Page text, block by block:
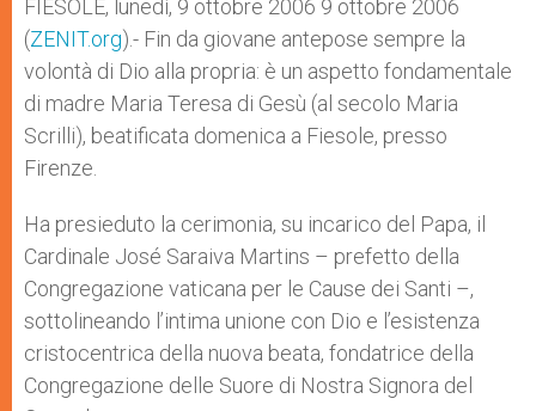
p e
r
k
FIESOLE, lunedì, 9 ottobre 2006 9 ottobre 2006
(ZENIT.org).- Fin da giovane antepose sempre la
volontà di Dio alla propria: è un aspetto fondamentale
di madre Maria Teresa di Gesù (al secolo Maria
Scrilli), beatificata domenica a Fiesole, presso
Firenze.
Ha presieduto la cerimonia, su incarico del Papa, il
Cardinale José Saraiva Martins – prefetto della
Congregazione vaticana per le Cause dei Santi –,
sottolineando l’intima unione con Dio e l’esistenza
cristocentrica della nuova beata, fondatrice della
Congregazione delle Suore di Nostra Signora del